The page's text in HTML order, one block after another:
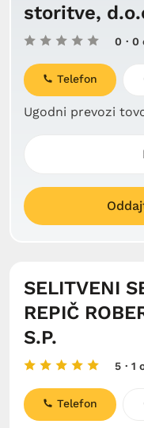
storitve,
0 · 0
Ugodni prevozi
Telefon
SELITVENI
REPIČ
S.P.
5 · 1
Telefon